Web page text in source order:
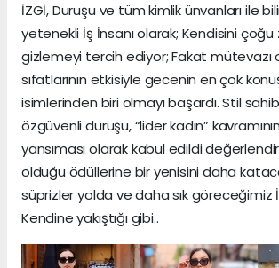
İZGİ, Duruşu ve tüm kimlik ünvanları ile
yetenekli İş İnsanı olarak; Kendisini
gizlemeyi tercih ediyor; Fakat mütevazı
sıfatlarının etkisiyle gecenin en çok
isimlerinden biri olmayı başardı. Stil
özgüvenli duruşu, “lider kadın”
yansıması olarak kabul edildi
olduğu ödüllerine bir yenisini daha
süprizler yolda ve daha sık göreceğimiz
Kendine yakıştığı gibi..